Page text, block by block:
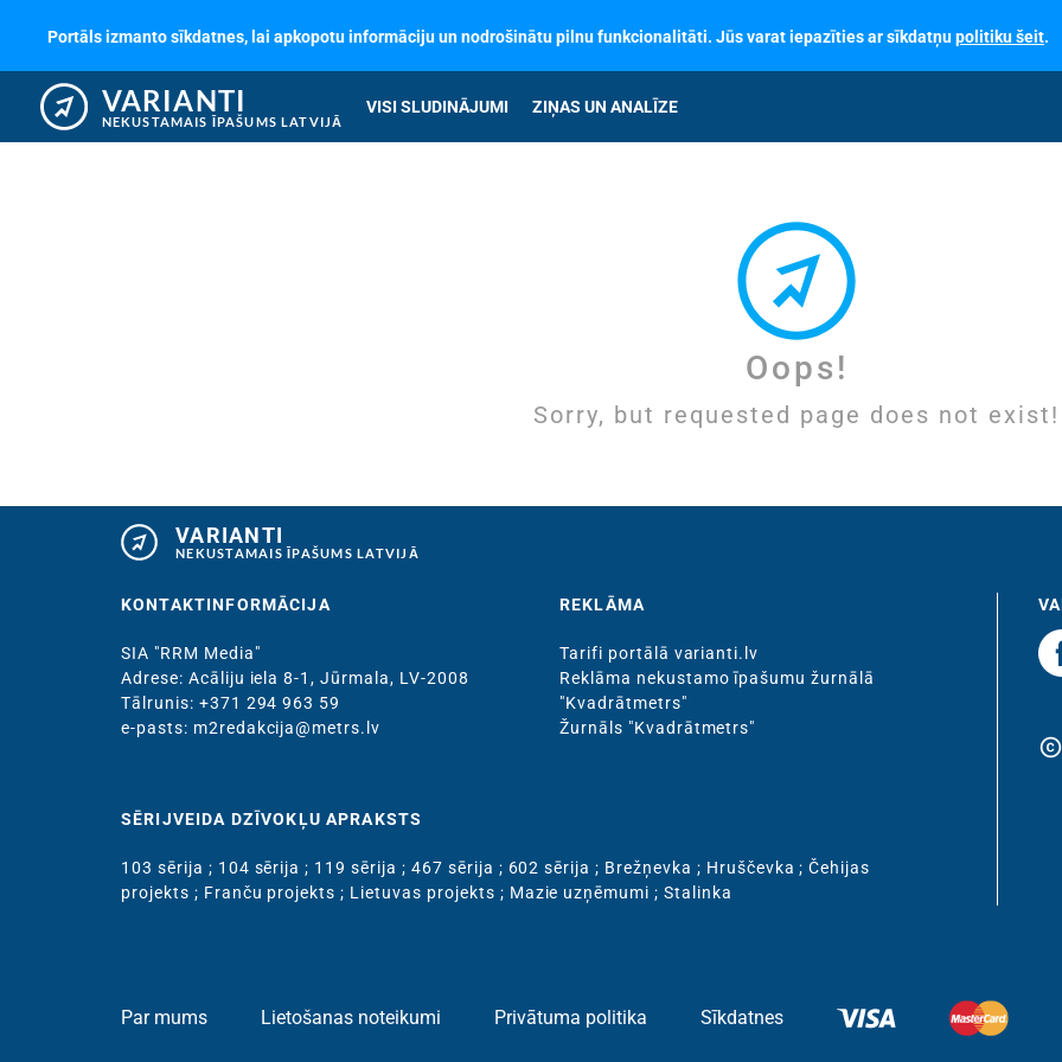
Portāls izmanto sīkdatnes, lai apkopotu informāciju un nodrošinātu pilnu funkcionalitāti. Jūs varat iepazīties ar sīkdatņupolitiku šeit.
VARIANTI
NEKUSTAMAIS ĪPAŠUMS LATVIJĀ
VISI SLUDINĀJUMI ZIŅAS UN ANALĪZE
Oops!
Sorry, but requested page does not exist!
VARIANTI
NEKUSTAMAIS ĪPAŠUMS LATVIJĀ
KONTAKTINFORMĀCIJA
SIA "RRM Media"
Adrese: Acāliju iela 8-1, Jūrmala, LV-2008
Тālrunis: +371 294 963 59
e-pasts: m2redakcija@metrs.lv
REKLĀMA
Tarifi portālā varianti.lv
Reklāma nekustamo īpašumu žurnālā
"Kvadrātmetrs"
Žurnāls "Kvadrātmetrs"
SĒRIJVEIDA DZĪVOKĻU APRAKSTS
103 sērija ; 104 sērija ; 119 sērija ; 467 sērija ; 602 sērija ; Brežņevka ; Hruščevka ;Čehijas
projekts ; Franču projekts ; Lietuvas projekts ; Mazie uzņēmumi ;Stalinka
copyright
Par mums Lietošanas noteikumi Privātuma politika Sīkdatnes